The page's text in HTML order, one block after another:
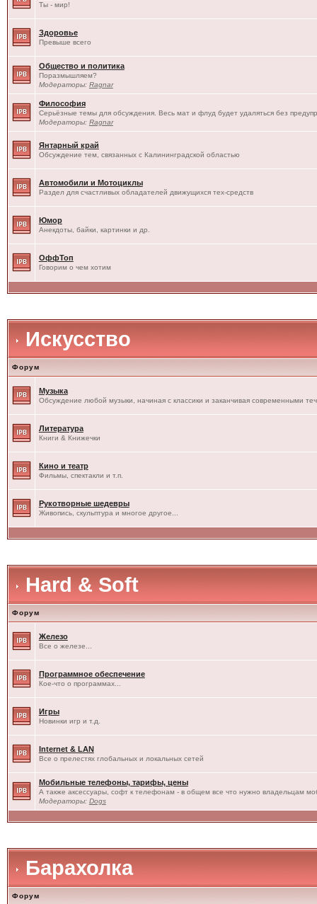
Ты - мир!
Здоровье
Превыше всего
Общество и политика
Поразмышляем?
Модераторы: Ragnar
Философия
Серьёзные темы для обсуждения. Весь мат и флуд будет удаляться без
Модераторы: Ragnar
Янтарный край
Обсуждение тем, связанных с Калининградской областью
Автомобили и Мотоциклы
Раздел для счастливых обладателей движущихся тех-средств
Юмор
Анекдоты, байки, картинки и др.
ОффТоп
Говорим о чем хотим
Искусство
Форум
Музыка
Обсуждение любой музыки, начиная с классики и заканчивая современными
Литература
Книги & Книжечки
Кино и театр
Фильмы, спектакли и т.п.
Рукотворные шедевры
Живопись, скульптура и многое другое...
Hard & Soft
Форум
Железо
Все о железе...
Программное обеспечение
Кое-что о программах...
Игры
Новинки игр и т.д.
Internet & LAN
Все о прелестях глобальных и локальных сетей
Мобильные телефоны, тарифы, цены
А также аксессуары, софт к телефонам - в общем все что нужно владельцам
Модераторы: Dogs
Барахолка
Форум